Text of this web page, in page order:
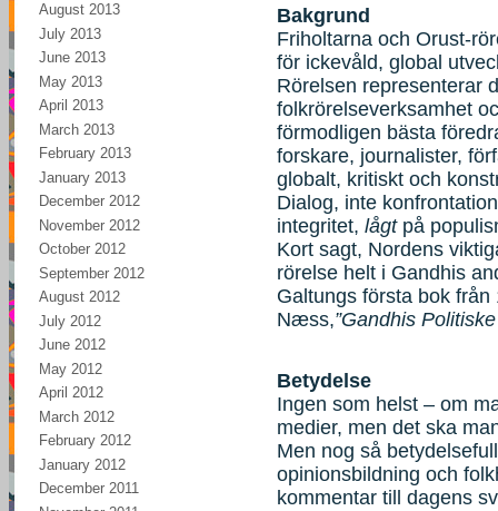
August 2013
July 2013
June 2013
May 2013
April 2013
March 2013
February 2013
January 2013
December 2012
November 2012
October 2012
September 2012
August 2012
July 2012
June 2012
May 2012
April 2012
March 2012
February 2012
January 2012
December 2011
Bakgrund
Friholtarna och Orust-
för ickevåld, global
Rörelsen representerar
folkrörelseverksamhet
förmodligen bästa
forskare, journalister,
globalt, kritiskt och
Dialog, inte
integritet, lågtpå
Kort sagt, Nordens
rörelse helt i Gandhis
Galtungs första bok
Næss,”Gandhis
Betydelse
Ingen som helst – om
medier, men det ska
Men nog så
opinionsbildning och
kommentar till dagens